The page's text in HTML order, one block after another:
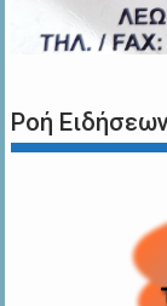
Ροή